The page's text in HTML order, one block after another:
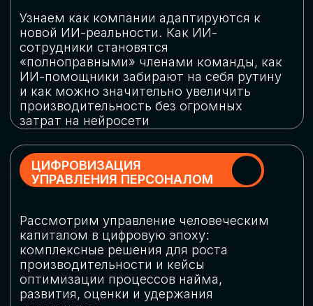
огромную статью затрат
ОБЛАЧНЫЕ ТЕХНОЛОГИИ
Подискутируем, какие облачные решения
существуют на рынке и почему
использование мультиоблачных моделей
не только снижает затраты, но и
«пересборки» бизнес-моделей
СКАЧАТЬ
ПРОГРАММУ
КОНФЕРЕНЦИИ